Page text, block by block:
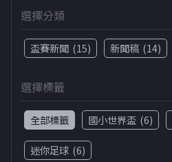
選擇分類
盃賽新聞 (15) 新聞稿 (14)
選擇標籤
全部標籤 國小世界盃 (6)
迷你足球 (6)